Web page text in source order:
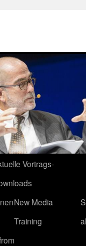
Vortrags-
New Media
Training